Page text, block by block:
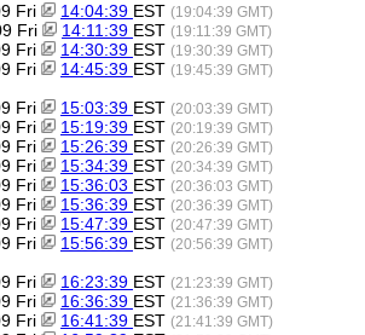
Fri 14:04:39 EST (19:04:39 GMT)
Fri 14:11:39 EST (19:11:39 GMT)
Fri 14:30:39 EST (19:30:39 GMT)
Fri 14:45:39 EST (19:45:39 GMT)
Fri 15:03:39 EST (20:03:39 GMT)
Fri 15:19:39 EST (20:19:39 GMT)
Fri 15:26:39 EST (20:26:39 GMT)
Fri 15:34:39 EST (20:34:39 GMT)
Fri 15:36:03 EST (20:36:03 GMT)
Fri 15:36:39 EST (20:36:39 GMT)
Fri 15:47:39 EST (20:47:39 GMT)
Fri 15:56:39 EST (20:56:39 GMT)
Fri 16:23:39 EST (21:23:39 GMT)
Fri 16:36:39 EST (21:36:39 GMT)
Fri 16:41:39 EST (21:41:39 GMT)